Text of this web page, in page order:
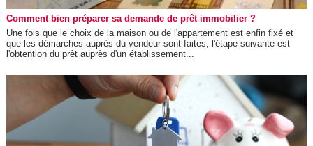
Comment bien préparer sa demande de prêt immobilier ?
Une fois que le choix de la maison ou de l'appartement est enfin fixé et
que les démarches auprès du vendeur sont faites, l'étape suivante est
l'obtention du prêt auprès d'un établissement...